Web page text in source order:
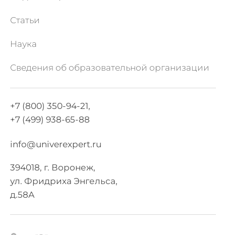
Статьи
Наука
Сведения об образовательной организации
+7 (800) 350-94-21,
+7 (499) 938-65-88
info@univerexpert.ru
394018, г. Воронеж,
ул. Фридриха Энгельса,
д.58А